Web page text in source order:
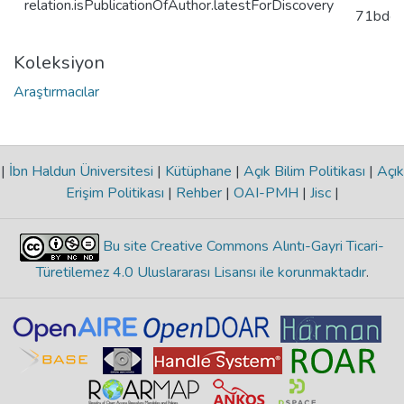
relation.isPublicationOfAuthor.latestForDiscovery
Koleksiyon
Araştırmacılar
| İbn Haldun Üniversitesi | Kütüphane | Açık Bilim Politikası | Açık
Erişim Politikası | Rehber | OAI-PMH | Jisc |
Bu site Creative Commons Alıntı-Gayri Ticari-
Türetilemez 4.0 Uluslararası Lisansı ile korunmaktadır.